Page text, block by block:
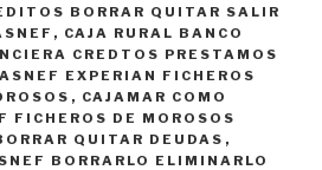
BORRAR QUITAR SALIR
, CAJA RURAL BANCO
CREDTOS PRESTAMOS
EXPERIAN FICHEROS
, CAJAMAR COMO
FICHEROS DE MOROSOS
QUITAR DEUDAS ,
BORRARLO ELIMINARLO